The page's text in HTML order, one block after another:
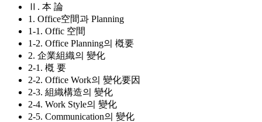
Ⅱ. 本 論
1. Office空間과 Planning
1-1. Offic 空間
1-2. Office Planning의 槪要
2. 企業組織의 變化
2-1. 槪 要
2-2. Office Work의 變化要因
2-3. 組織構造의 變化
2-4. Work Style의 變化
2-5. Communication의 變化